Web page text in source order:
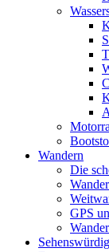
Wandern
Die
GPS